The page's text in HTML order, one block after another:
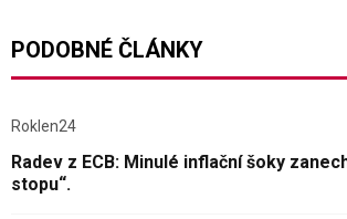
PODOBNÉ ČLÁNKY
Roklen24
Radev z ECB: Minulé inflační šoky
stopu“.